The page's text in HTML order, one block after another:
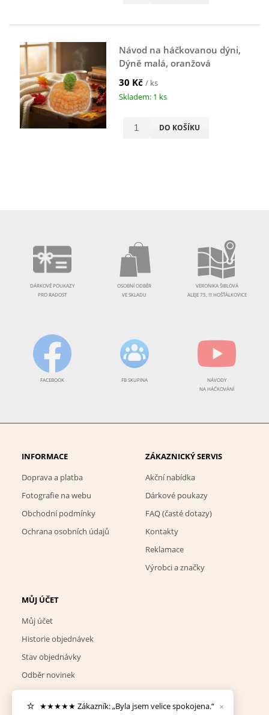
Návod na háčkovanou dýni,
Dýně malá, oranžová
30 Kč / ks
Skladem: 1 ks
DO KOŠÍKU
DÁRKOVÉ POUKAZY
PRO RADOST
OSOBNÍ ODBĚR
VE SKLADU
VERONIKA ŠIBLOVÁ
ALEJE 75, !!! HOŠŤÁLKOVICE
FACEBOOK FB SKUPINA
NÁVODY
NA HÁČKOVÁNÍ
INFORMACE
Doprava a platba
Fotografie na webu
Obchodní podmínky
Ochrana osobních údajů
ZÁKAZNICKÝ SERVIS
Akční nabídka
Dárkové poukazy
FAQ (časté dotazy)
Kontakty
Reklamace
Výrobci a značky
MŮJ ÚČET
Můj účet
Historie objednávek
Stav objednávky
Odběr novinek
Nastavení cookies
⭐ ★★★★★ Zákazník: „Byla jsem velice spokojena.“ ×